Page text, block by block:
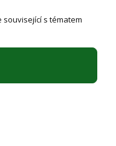
s tématem